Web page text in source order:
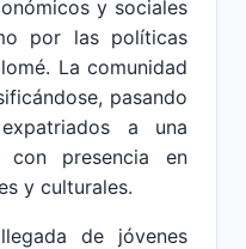
y sociales
por las políticas
La comunidad
pasando
a una
con presencia en
y culturales.
de jóvenes